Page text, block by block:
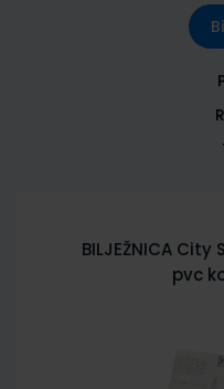
BILJEŽNICA
pvc